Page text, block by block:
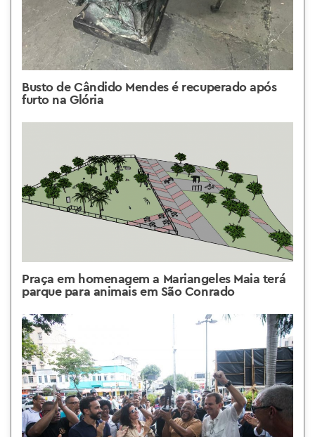
Busto de Cândido Mendes é recuperado após
furto na Glória
Praça em homenagem a Mariangeles Maia terá
parque para animais em São Conrado